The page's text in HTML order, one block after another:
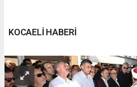
KOCAELİ HABERİ